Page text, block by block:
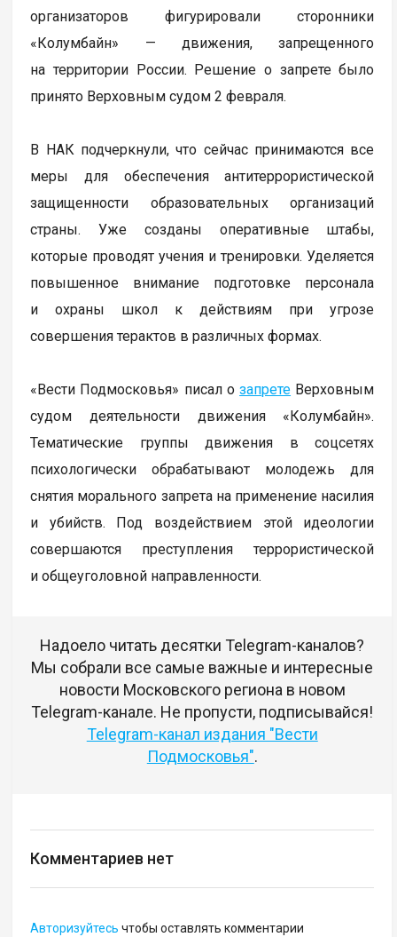
организаторов фигурировали сторонники
«Колумбайн» — движения, запрещенного
на территории России. Решение о запрете было
принято Верховным судом 2 февраля.
В НАК подчеркнули, что сейчас принимаются все
меры для обеспечения антитеррористической
защищенности образовательных организаций
страны. Уже созданы оперативные штабы,
которые проводят учения и тренировки. Уделяется
повышенное внимание подготовке персонала
и охраны школ к действиям при угрозе
совершения терактов в различных формах.
«Вести Подмосковья» писал озапрете Верховным
судом деятельности движения «Колумбайн».
Тематические группы движения в соцсетях
психологически обрабатывают молодежь для
снятия морального запрета на применение насилия
и убийств. Под воздействием этой идеологии
совершаются преступления террористической
и общеуголовной направленности.
Надоело читать десятки Telegram-каналов?
Мы собрали все самые важные и интересные
новости Московского региона в новом
Telegram-канале. Не пропусти, подписывайся!
Telegram-канал издания "Вести
Подмосковья".
Комментариев нет
Авторизуйтесь чтобы оставлять комментарии